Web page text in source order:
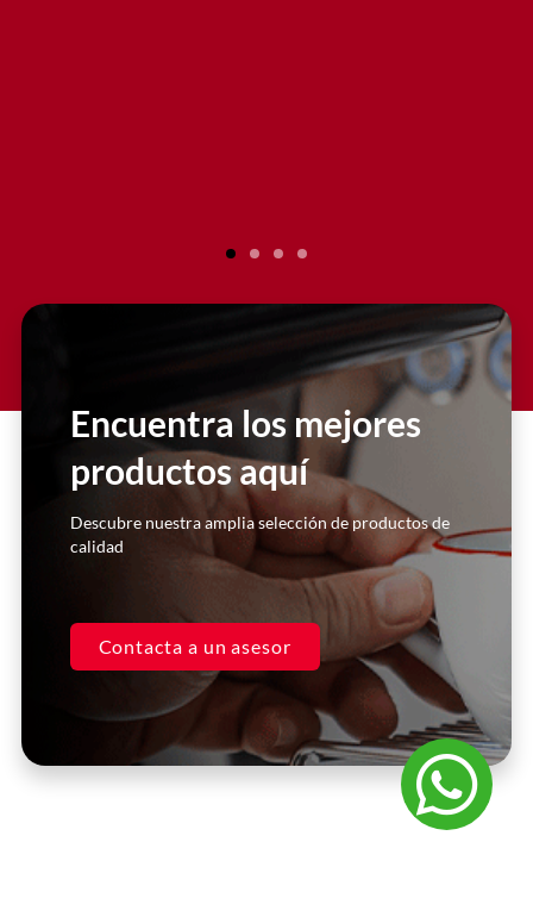
Compré la licuadora hace un par de
años, y he realizado reparaciones
con ellos. Siempre me atienden de
manera inmediata y super
personalizada. Excelentes asesores.
Casa Kooch
DLH
Encuentra los mejores
productos aquí
Descubre nuestra amplia selección de productos de
calidad
Contacta a un asesor